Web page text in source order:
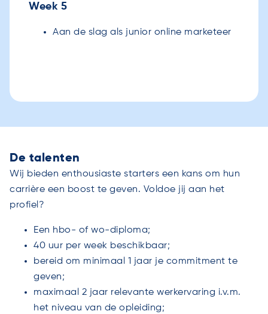
Week 5
Aan de slag als junior online marketeer
De talenten
Wij bieden enthousiaste starters een kans om hun
carrière een boost te geven. Voldoe jij aan het
profiel?
Een hbo- of wo-diploma;
40 uur per week beschikbaar;
bereid om minimaal 1 jaar je commitment te
geven;
maximaal 2 jaar relevante werkervaring i.v.m.
het niveau van de opleiding;